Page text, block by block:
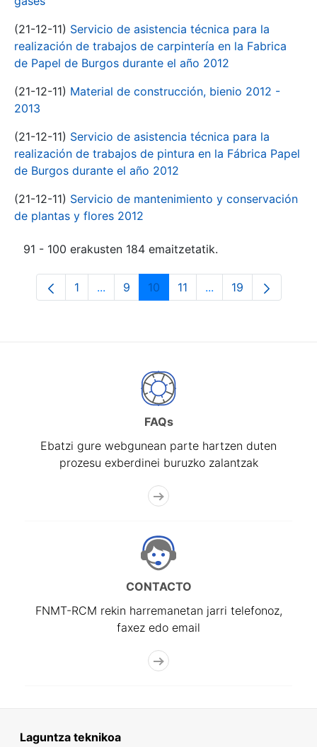
(21-12-11) Servicio de asistencia técnica para la
realización de trabajos de carpintería en la Fabrica
de Papel de Burgos durante el año 2012
(21-12-11) Material de construcción, bienio 2012 -
2013
(21-12-11) Servicio de asistencia técnica para la
realización de trabajos de pintura en la Fábrica Papel
de Burgos durante el año 2012
(21-12-11) Servicio de mantenimiento y conservación
de plantas y flores 2012
91 - 100 erakusten 184 emaitzetatik.
Orrialdea
1 ...Intermediate Pages Use TAB to
Orrialdea
9 Orrialdea
10 Orrialdea
11 ...Intermediate Pages
Orrialdea
19
FAQs
Ebatzi gure webgunean parte hartzen duten
prozesu exberdinei buruzko zalantzak
CONTACTO
FNMT-RCM rekin harremanetan jarri telefonoz,
faxez edo email
Laguntza teknikoa